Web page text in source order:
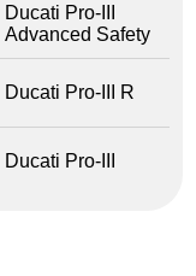
Ducati Pro-III
Advanced Safety
Ducati Pro-III R
Ducati Pro-III